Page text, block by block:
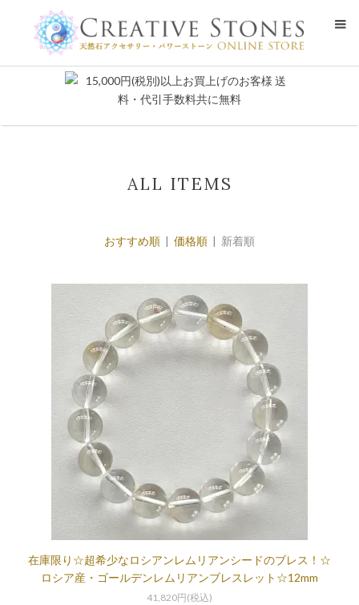
ALL ITEMS
おすすめ順 | 価格順 | 新着順
在庫限り☆超希少なロシアンレムリアンシードのブレス！☆
ロシア産・ゴールデンレムリアンブレスレット☆12mm
41,820円(税込)